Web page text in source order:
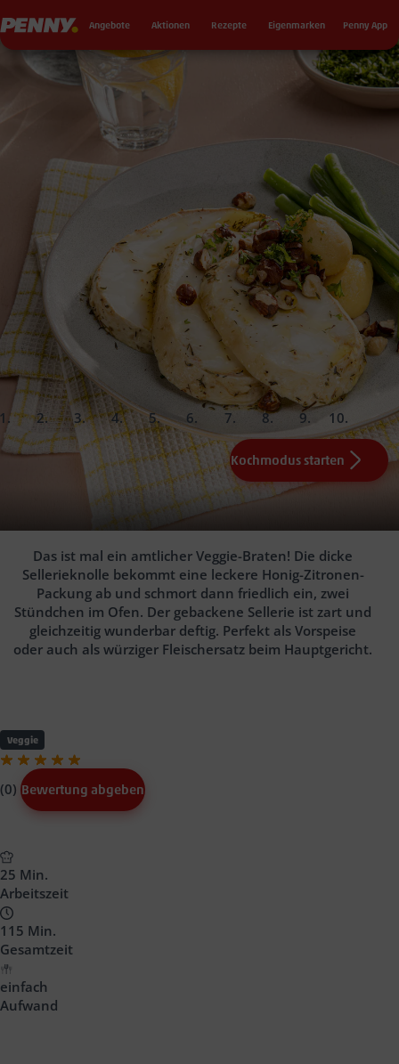
Penny Angebote Aktionen Rezepte Eigenmarken Penny App
slide slide
1.
slide
2.
slide
3.
slide
4.
slide
5.
slide
6.
slide
7.
slide
8.
slide
Fertig!
Kochmodus starten
Knollensellerie (ca. 250 g pro Portion)
1 Bio-Zitrone
Zitronenabrieb, Zitronensaft, 1EL Olivenöl,
Thymian gerebelt,1EL flüssiger Honig oder
Agavendicksaft, Salz
Pfeffer
Tipp:
Backpapier
vorgeheizten Ofen bei 180
°C (Umluft) je nach Größe ca. 1,5 Std.
letzten 20 Min.
g Haselnusskerne (z.B. Puda)
Stiele Petersilie
ca. 1 cm dicke
Tipp:
Gebackener Sellerie
Das ist mal ein amtlicher Veggie-Braten! Die dicke
Sellerieknolle bekommt eine leckere Honig-Zitronen-
Packung ab und schmort dann friedlich ein, zwei
Stündchen im Ofen. Der gebackene Sellerie ist zart und
gleichzeitig wunderbar deftig. Perfekt als Vorspeise
oder auch als würziger Fleischersatz beim Hauptgericht.
Veggie
(0) Bewertung abgeben
25 Min.
Arbeitszeit
115 Min.
Gesamtzeit
einfach
Aufwand